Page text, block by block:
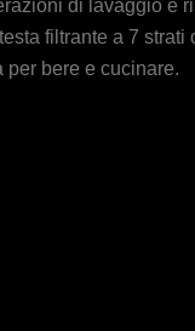
di lavaggio e
filtrante a 7 strati
per bere e cucinare.